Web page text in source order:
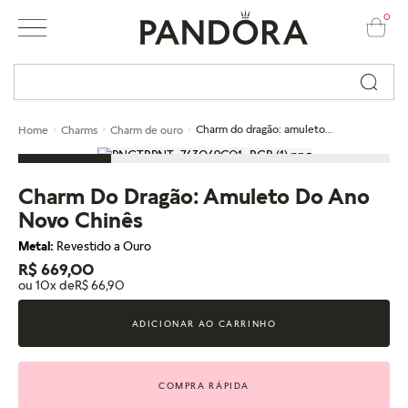
0
Busque por nome ou código...
Home Charms Charm de ouro
Charm Do Dragão: Amuleto Do Ano
Novo Chinês
Metal: Revestido a Ouro
R$ 669,00
ou 10x deR$ 66,90
ADICIONAR AO CARRINHO
COMPRA RÁPIDA